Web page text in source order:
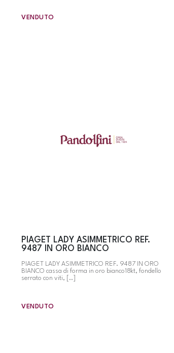
VENDUTO
PIAGET LADY ASIMMETRICO REF.
9487 IN ORO BIANCO
PIAGET LADY ASIMMETRICO REF. 9487 IN ORO
BIANCO cassa di forma in oro bianco18kt, fondello
serrato con viti, [..]
VENDUTO